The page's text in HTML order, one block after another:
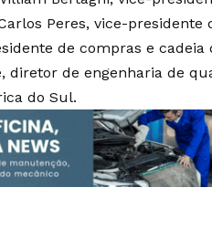
Peres, vice-
de compras e
diretor de engenharia de
do Sul.